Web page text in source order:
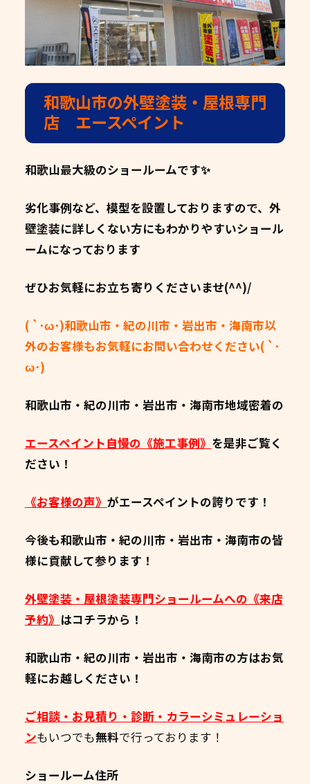
和歌山市の外壁塗装・屋根専門
店 エースペイント
和歌山最大級のショールームです✨
劣化事例など、模型を設置しておりますので、外
壁塗装に詳しくない方にもわかりやすいショール
ームになっております
ぜひお気軽にお立ち寄りくださいませ(^^)/
( `･ω･)和歌山市・紀の川市・岩出市・海南市以
外のお客様もお気軽にお問い合わせください( `･
ω･)
和歌山市・紀の川市・岩出市・海南市地域密着の
エースペイント自慢の《施工事例》 を是非ご覧く
ださい！
《お客様の声》 がエースペイントの誇りです！
今後も和歌山市・紀の川市・岩出市・海南市の皆
様に貢献して参ります！
外壁塗装・屋根塗装専門ショールームへの《来店
予約》 はコチラから！
和歌山市・紀の川市・岩出市・海南市の方はお気
軽にお越しください！
ご相談・お見積り・診断・カラーシミュレーショ
ンもいつでも無料で行っております！
ショールーム住所